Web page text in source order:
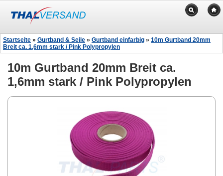
Startseite » Gurtband & Seile » Gurtband einfarbig » 10m Gurtband 20mm
Breit ca. 1,6mm stark / Pink Polypropylen
10m Gurtband 20mm Breit ca.
1,6mm stark / Pink Polypropylen